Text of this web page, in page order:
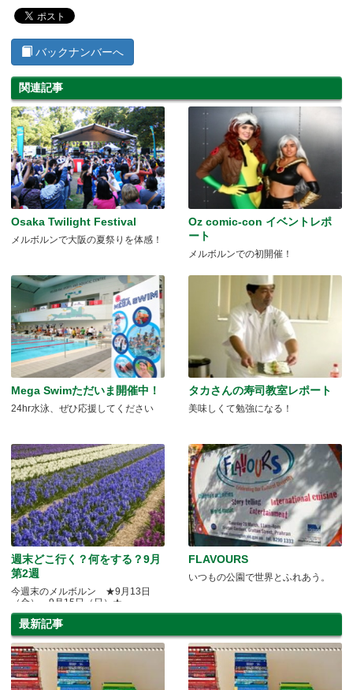
バックナンバーへ
関連記事
Osaka Twilight Festival
メルボルンで大阪の夏祭りを体感！
Oz comic-con イベントレポ
ート
メルボルンでの初開催！
Mega Swimただいま開催中！
24hr水泳、ぜひ応援してください
タカさんの寿司教室レポート
美味しくて勉強になる！
週末どこ行く？何をする？9月
第2週
今週末のメルボルン ★9月13日
（金）～9月15日（日）★
FLAVOURS
いつもの公園で世界とふれあう。
最新記事